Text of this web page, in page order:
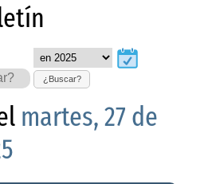
¿Buscar?
martes, 27 de